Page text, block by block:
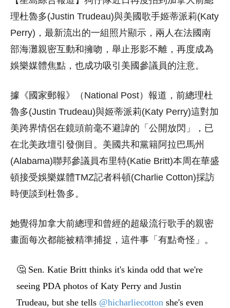
理杜魯多(Justin Trudeau)與美國歌手姬蒂派莉(Katy
Perry)，最新流出的一組照片顯示，兩人在法國南
部海灘親密互動和擁吻，舉止形影不離，再度成為
娛樂媒體焦點，也成功吸引美國參議員的注意。
據《國家郵報》（National Post）報道，前總理杜
魯多(Justin Trudeau)與姬蒂派莉(Katy Perry)這對加
美跨界情侶在鏡頭前毫不避諱的「公開放閃」，已
在北美政壇引發側目。美國共和黨籍阿拉巴馬州
(Alabama)聯邦參議員布里特(Katie Britt)本周在華盛
頓接受娛樂媒體TMZ記者科頓(Charlie Cotton)採訪
時便談到杜魯多。
她覺得加拿大前總理和曾經的超級流行歌手的親密
畫面每次都能被精準捕捉，這件事「有點奇怪」。
🤔 Sen. Katie Britt thinks it's kinda odd that we're
seeing PDA photos of Katy Perry and Justin
Trudeau, but she tells @hicharliecotton she's even